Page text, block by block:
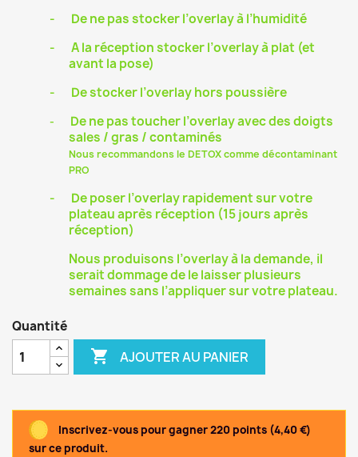
-
De ne pas stocker l’overlay à l’humidité
-
A la réception stocker l’overlay à plat (et
avant la pose)
-
De stocker l’overlay hors poussière
-
De ne pas toucher l’overlay avec des doigts
sales / gras / contaminés
Nous recommandons le DETOX comme décontaminant
PRO
-
De poser l’overlay rapidement sur votre
plateau après réception (15 jours après
réception)
Nous produisons l’overlay à la demande, il
serait dommage de le laisser plusieurs
semaines sans l’appliquer sur votre plateau.
Quantité
 AJOUTER AU PANIER
Inscrivez-vous pour gagner 220 points (4,40 €)
sur ce produit.